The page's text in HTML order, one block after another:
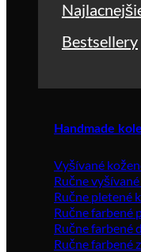
Bestsellery
Handmade
Vyšívané
Ručne
Ručne pletené
Ručne farbené
Ručne farbené
Ručne farbené